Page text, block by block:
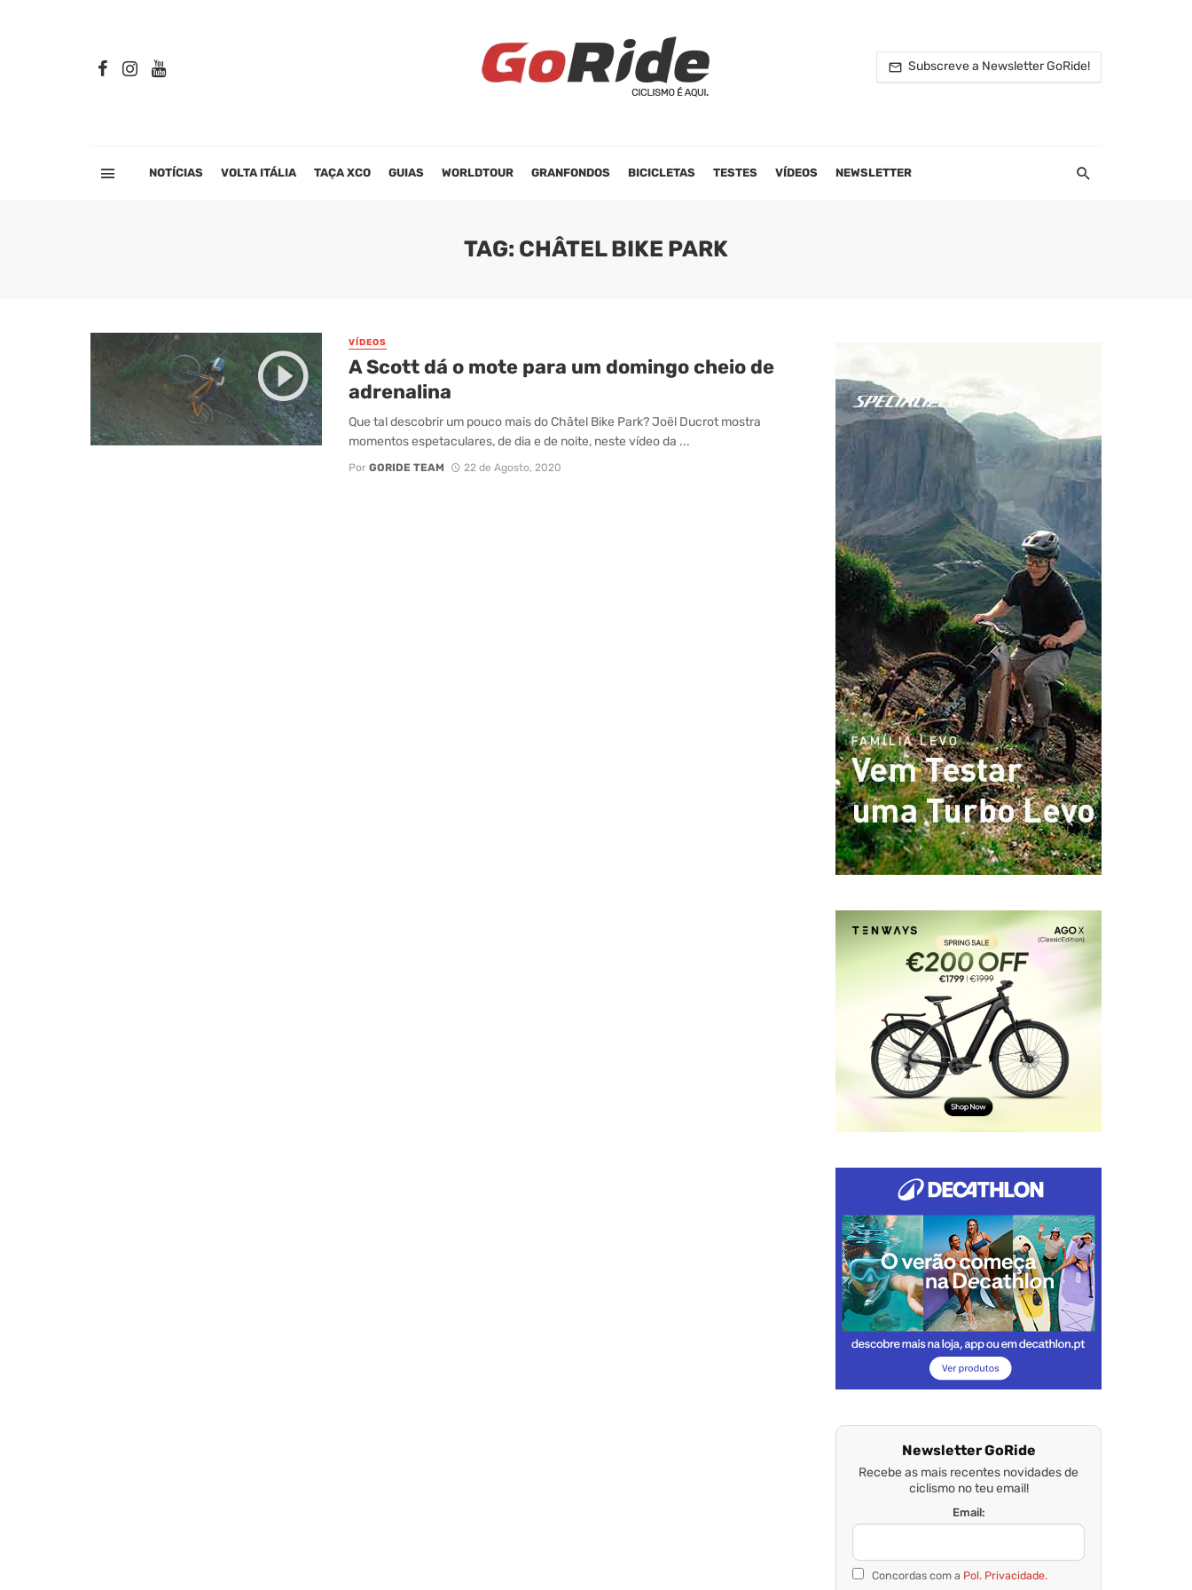
Subscreve a Newsletter GoRide!
NOTÍCIAS VOLTA ITÁLIA TAÇA XCO GUIAS WORLDTOUR GRANFONDOS BICICLETAS TESTES VÍDEOS NEWSLETTER
TAG: CHÂTEL BIKE PARK
VÍDEOS
A Scott dá o mote para um domingo cheio de
adrenalina
Que tal descobrir um pouco mais do Châtel Bike Park? Joël Ducrot mostra
momentos espetaculares, de dia e de noite, neste vídeo da ...
Por GORIDE TEAM 22 de Agosto, 2020
Newsletter GoRide
Recebe as mais recentes novidades de
ciclismo no teu email!
Email:
Concordas com a Pol. Privacidade.